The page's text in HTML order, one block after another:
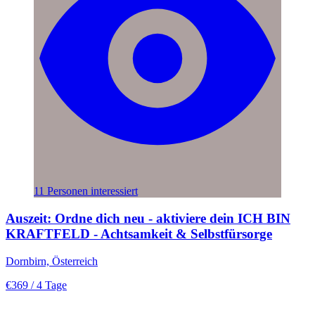
11 Personen interessiert
Auszeit: Ordne dich neu - aktiviere dein ICH BIN
KRAFTFELD - Achtsamkeit & Selbstfürsorge
Dornbirn, Österreich
€369 / 4 Tage